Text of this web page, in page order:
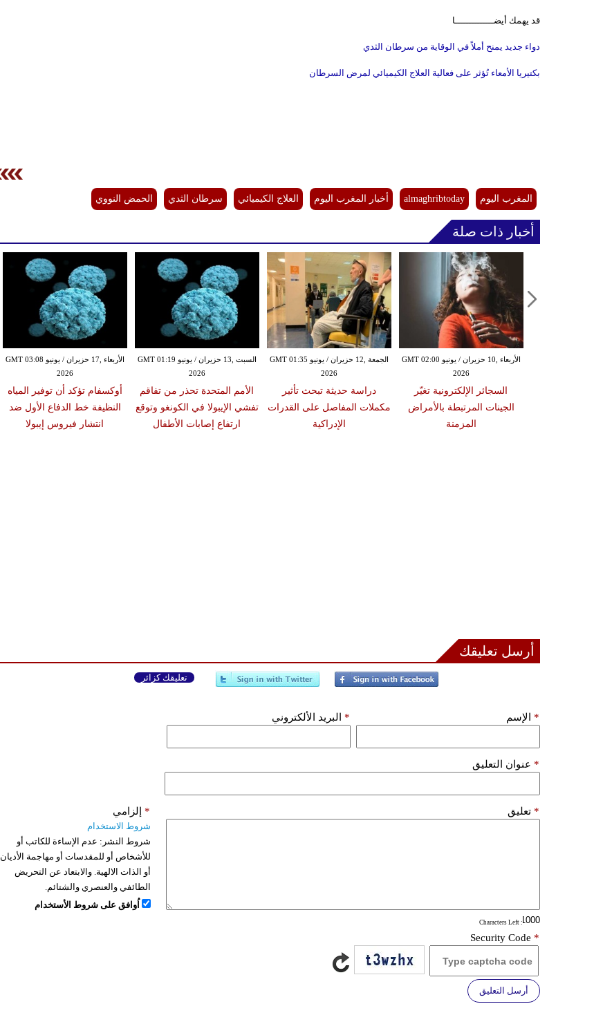
قد يهمك أيضــــــــــــــا
دواء جديد يمنح أملاً في الوقاية من سرطان الثدي
بكتيريا الأمعاء تُؤثر على فعالية العلاج الكيميائي لمرض السرطان
المغرب اليوم almaghribtoday أخبار المغرب اليوم العلاج الكيميائي سرطان الثدي الحمض النووي
أخبار ذات صلة
الأربعاء ,17 حزيران / يونيو GMT 03:08
2026
أوكسفام تؤكد أن توفير المياه
النظيفة خط الدفاع الأول ضد
انتشار فيروس إيبولا
السبت ,13 حزيران / يونيو GMT 01:19
2026
الأمم المتحدة تحذر من تفاقم
تفشي الإيبولا في الكونغو وتوقع
ارتفاع إصابات الأطفال
الجمعة ,12 حزيران / يونيو GMT 01:35
2026
دراسة حديثة تبحث تأثير
مكملات المفاصل على القدرات
الإدراكية
الأربعاء ,10 حزيران / يونيو GMT 02:00
2026
السجائر الإلكترونية تغيّر
الجينات المرتبطة بالأمراض
المزمنة
أرسل تعليقك
تعليقك كزائر
الإسم * البريد الألكتروني *
عنوان التعليق *
تعليق *
: Characters Left
إلزامي *
شروط الاستخدام
شروط النشر: عدم الإساءة للكاتب أو
للأشخاص أو للمقدسات أو مهاجمة الأديان
أو الذات الالهية. والابتعاد عن التحريض
الطائفي والعنصري والشتائم.
اُوافق على شروط الأستخدام
Security Code *
أرسل التعليق